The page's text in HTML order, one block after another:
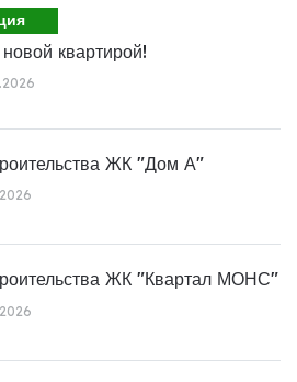
квартирой!
ЖК "Дом А"
ЖК "Квартал МОНС"